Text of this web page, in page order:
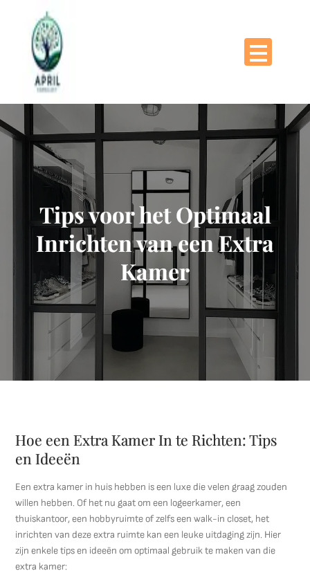
Tips voor het Optimaal
Inrichten van een Extra
Kamer
Hoe een Extra Kamer In te Richten: Tips
en Ideeën
Een extra kamer in huis hebben is een luxe die velen graag zouden
willen hebben. Of het nu gaat om een logeerkamer, een
thuiskantoor, een hobbyruimte of zelfs een walk-in closet, het
inrichten van deze extra ruimte kan een leuke uitdaging zijn. Hier
zijn enkele tips en ideeën om optimaal gebruik te maken van die
extra kamer: